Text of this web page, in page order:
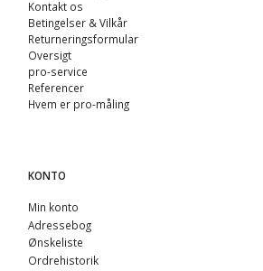
Kontakt os
Betingelser & Vilkår
Returneringsformular
Oversigt
pro-service
Referencer
Hvem er pro-måling
KONTO
Min konto
Adressebog
Ønskeliste
Ordrehistorik